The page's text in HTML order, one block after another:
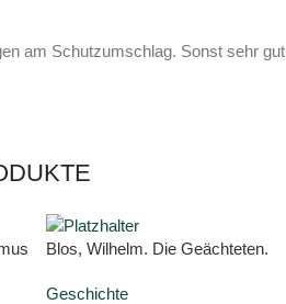
am Schutzumschlag. Sonst sehr gut
Blos, Wilhelm. Die Geächteten.
Geschichte